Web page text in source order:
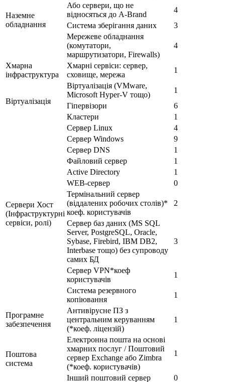
Наземне
обладнання
Або сервери, що не
відносяться до A-Brand
4
Система зберігання даних
3
Мережеве обладнання
(комутатори,
маршрутизатори, Firewalls)
4
Хмарна
інфраструктура
Хмарні сервіси: сервер,
сховище, мережа
1
Віртуалізація
Віртуалізація (VMware,
Microsoft Hyper-V тощо)
1
Гіпервізори
6
Кластери
1
Сервери Хост
(Інфраструктурні
сервіси, ролі)
Сервер Linux
4
Сервер Windows
9
Сервер DNS
1
Файловий сервер
1
Active Directory
1
WEB-сервер
0
Термінальний сервер
(віддалених робочих столів)*
коеф. користувачів
2
Сервер баз даних (MS SQL
Server, PostgreSQL, Oracle,
Sybase, Firebird, IBM DB2,
Interbase тощо) без супроводу
самих БД
3
Сервер VPN*коеф
користувачів
1
Система резервного
копіювання
1
Програмне
забезпечення
Антивірусне ПЗ з
центральним керуванням
(*коеф. ліцензій)
1
Поштова
система
Електронна пошта на основі
хмарних послуг / Поштовий
сервер Exchange або Zimbra
(*коеф. користувачів)
1
Інший поштовий сервер
0